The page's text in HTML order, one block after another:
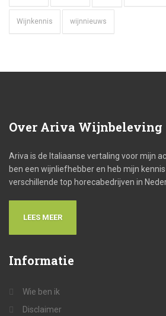
Wijnkennis wijnnieuws
Over Ariva Wijnbeleving
Ariva is de Italiaanse vertaling voor mijn
ben een wijnliefhebber en heb mijn
verschillende top horecabedrijven in
LEES MEER
Informatie
Wie ben ik
Disclaimer